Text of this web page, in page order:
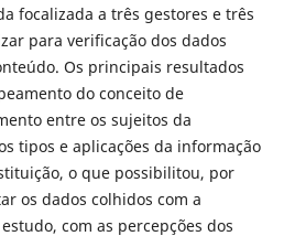
focalizada a três gestores e três
para verificação dos dados
Os principais resultados
do conceito de
entre os sujeitos da
tipos e aplicações da informação
o que possibilitou, por
os dados colhidos com a
com as percepções dos